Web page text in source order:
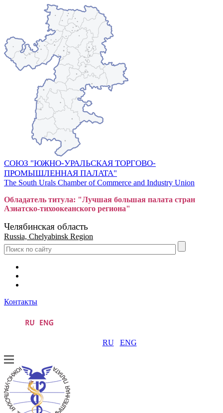
СОЮЗ "ЮЖНО-УРАЛЬСКАЯ ТОРГОВО-
ПРОМЫШЛЕННАЯ ПАЛАТА"
The South Urals Chamber of Commerce and Industry Union
Обладатель титула: "Лучшая большая палата стран
Азиатско-тихоокеанского региона"
Челябинская область
Russia, Chelyabinsk Region
Контакты
RU ENG